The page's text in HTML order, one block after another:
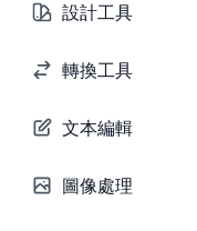
設計工具
轉換工具
文本編輯
圖像處理